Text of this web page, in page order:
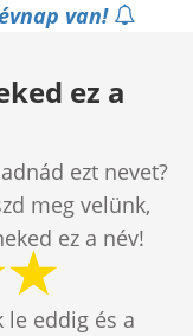
van!
ez a
ezt nevet?
meg velünk,
ez a név!
eddig és a